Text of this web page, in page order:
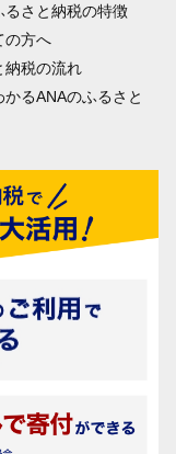
るさと納税の特徴
の方へ
納税の流れ
かるANAのふるさと